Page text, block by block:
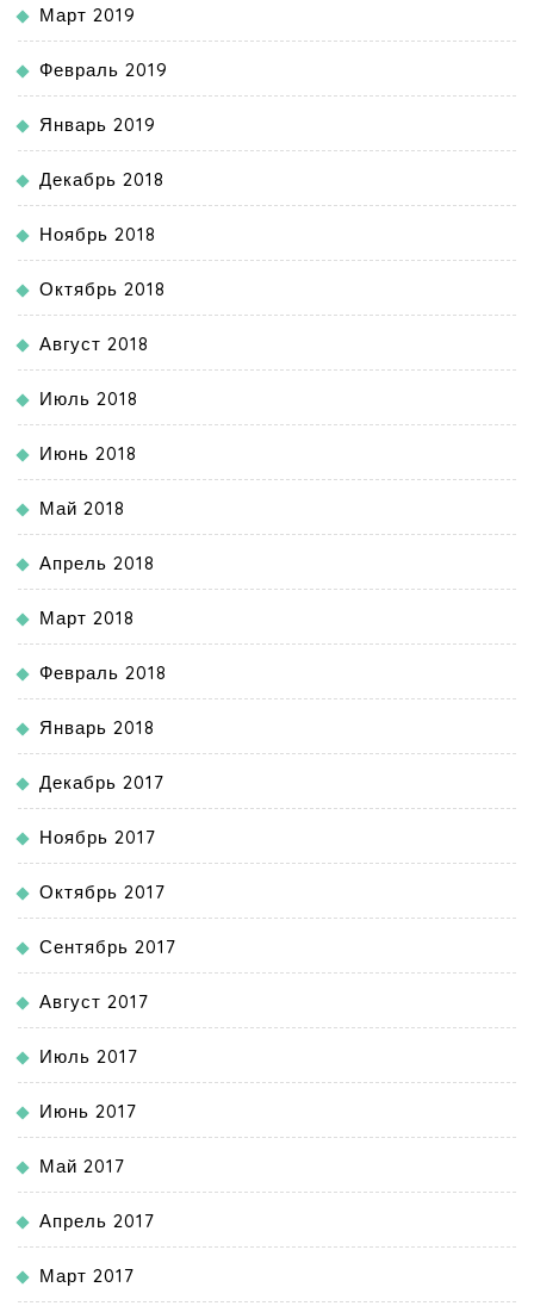
Март 2019
Февраль 2019
Январь 2019
Декабрь 2018
Ноябрь 2018
Октябрь 2018
Август 2018
Июль 2018
Июнь 2018
Май 2018
Апрель 2018
Март 2018
Февраль 2018
Январь 2018
Декабрь 2017
Ноябрь 2017
Октябрь 2017
Сентябрь 2017
Август 2017
Июль 2017
Июнь 2017
Май 2017
Апрель 2017
Март 2017